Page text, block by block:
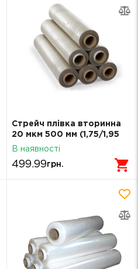
Стрейч плівка вторинна
20 мкм 500 мм (1,75/1,95
кг)
В наявності
499.99 грн.